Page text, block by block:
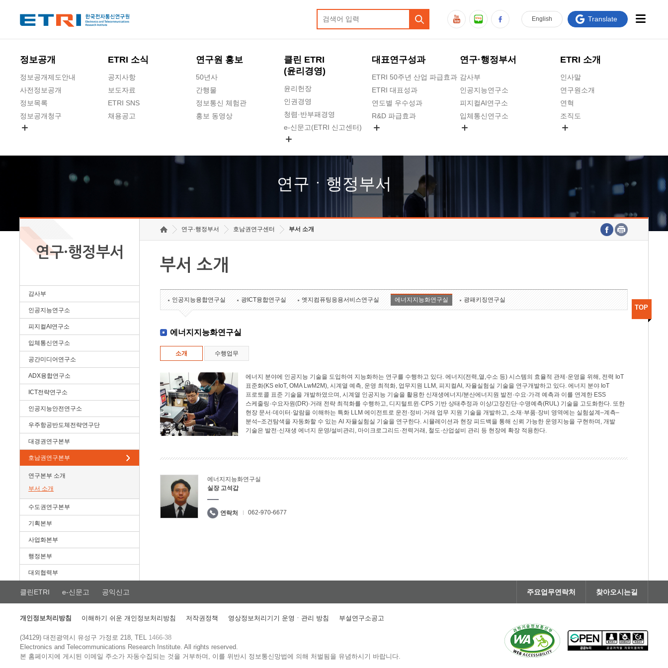
정보공개
정보공개제도안내
사전정보공개
정보목록
정보공개청구
ETRI 소식
공지사항
보도자료
ETRI SNS
채용공고
연구원 홍보
50년사
간행물
정보통신 체험관
홍보 동영상
클린 ETRI
(윤리경영)
윤리헌장
인권경영
청렴·반부패경영
e-신문고(ETRI 신고센터)
고객의소리
수의계약 현황
대표연구성과
ETRI 50주년 산업 파급효과
ETRI 대표성과
연도별 우수성과
R&D 파급효과
연구·행정부서
감사부
인공지능연구소
피지컬AI연구소
입체통신연구소
호남권연구본부
기획본부
ETRI 소개
인사말
연구원소개
연혁
조직도
연구원 고객헌장
주요업무연락처
English Translate
연구ㆍ행정부서
연구·행정부서
감사부
인공지능연구소
피지컬AI연구소
입체통신연구소
공간미디어연구소
ADX융합연구소
ICT전략연구소
인공지능안전연구소
우주항공반도체전략연구단
대경권연구본부
호남권연구본부
연구본부 소개
부서 소개
수도권연구본부
기획본부
사업화본부
행정본부
대외협력부
연구·행정부서 호남권연구센터 부서 소개
부서 소개
인공지능융합연구실 광ICT융합연구실 엣지컴퓨팅응용서비스연구실 에너지지능화연구실 광패키징연구실
에너지지능화연구실
소개 수행업무
에너지 분야에 인공지능 기술을 도입하여 지능화하는 연구를 수행하고 있다. 에너지(전력,열,수소 등) 시스템의 효율적 관제·운영을 위해, 전력 IoT
표준화(KS eIoT, OMA LwM2M), 시계열 예측, 운영 최적화, 업무지원 LLM, 피지컬AI, 자율실험실 기술을 연구개발하고 있다. 에너지 분야 IoT
프로토콜 표준 기술을 개발하였으며, 시계열 인공지능 기술을 활용한 신재생에너지/분산에너지원 발전·수요·가격 예측과 이를 연계한 ESS
스케줄링·수요자원(DR)·거래 전략 최적화를 수행하고, 디지털트윈·CPS 기반 상태추정과 이상/고장진단·수명예측(RUL) 기술을 고도화한다. 또한
현장 문서·데이터·알람을 이해하는 특화 LLM 에이전트로 운전·정비·거래 업무 지원 기술을 개발하고, 소재·부품·장비 영역에는 실험설계–계측–
분석–조건탐색을 자동화할 수 있는 AI 자율실험실 기술을 연구한다. 시뮬레이션과 현장 피드백을 통해 신뢰 가능한 운영지능을 구현하며, 개발
기술은 발전·신재생 에너지 운영/설비관리, 마이크로그리드·전력거래, 철도·산업설비 관리 등 현장에 확장 적용한다.
에너지지능화연구실
실장 고석갑
연락처 062-970-6677
TOP
클린ETRI e-신문고 공익신고 주요업무연락처 찾아오시는길
개인정보처리방침 이해하기 쉬운 개인정보처리방침 저작권정책 영상정보처리기기 운영ㆍ관리 방침 부설연구소공고
(34129) 대전광역시 유성구 가정로 218, TEL 1466-38
Electronics and Telecommunications Research Institute.All rights reserved.
본 홈페이지에 게시된 이메일 주소가 자동수집되는 것을 거부하며, 이를 위반시 정보통신망법에 의해 처벌됨을 유념하시기 바랍니다.